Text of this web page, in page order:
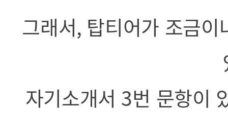
그래서, 탑티어가 조금
자기소개서 3번 문항이